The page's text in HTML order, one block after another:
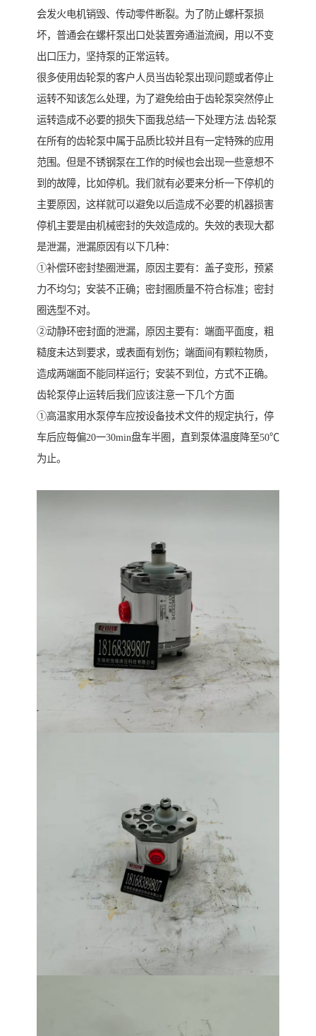
会发火电机销毁、传动零件断裂。为了防止螺杆泵损
坏，普通会在螺杆泵出口处装置旁通溢流阀，用以不变
出口压力，坚持泵的正常运转。
很多使用齿轮泵的客户人员当齿轮泵出现问题或者停止
运转不知该怎么处理，为了避免给由于齿轮泵突然停止
运转造成不必要的损失下面我总结一下处理方法.齿轮泵
在所有的齿轮泵中属于品质比较并且有一定特殊的应用
范围。但是不锈钢泵在工作的时候也会出现一些意想不
到的故障，比如停机。我们就有必要来分析一下停机的
主要原因，这样就可以避免以后造成不必要的机器损害
停机主要是由机械密封的失效造成的。失效的表现大都
是泄漏，泄漏原因有以下几种：
①补偿环密封垫圈泄漏，原因主要有：盖子变形，预紧
力不均匀；安装不正确；密封圈质量不符合标准；密封
圈选型不对。
②动静环密封面的泄漏，原因主要有：端面平面度，粗
糙度未达到要求，或表面有划伤；端面间有颗粒物质，
造成两端面不能同样运行；安装不到位，方式不正确。
齿轮泵停止运转后我们应该注意一下几个方面
①高温家用水泵停车应按设备技术文件的规定执行，停
车后应每偏20一30min盘车半圈，直到泵体温度降至50℃
为止。